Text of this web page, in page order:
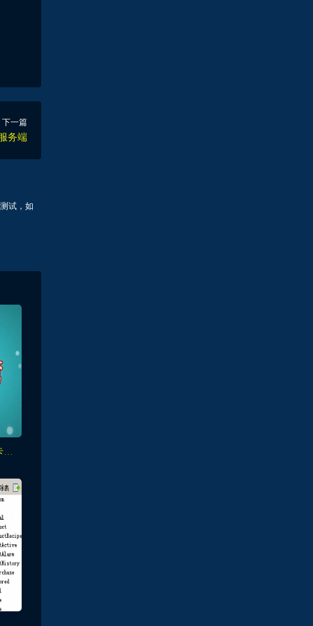
下一篇
务端
试，如
win7、win10系统虚拟网卡的安装视频教程